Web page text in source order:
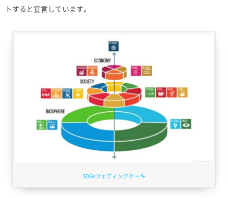
トすると宣言しています。
SDGsウェディングケーキ